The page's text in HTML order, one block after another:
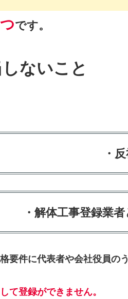
です。
ないこと
・
・解体工事登録業
要件に代表者や会社役員の
て登録ができません。